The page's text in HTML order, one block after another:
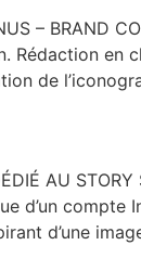
– BRAND
Rédaction en
de
AU
d’un compte
d’une